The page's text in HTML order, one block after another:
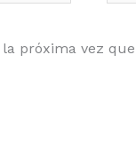
próxima vez